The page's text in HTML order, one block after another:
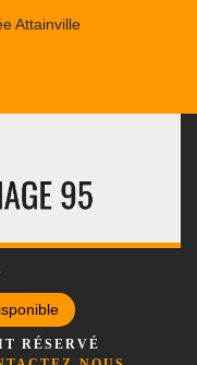
Attainville
RÉSERVÉ